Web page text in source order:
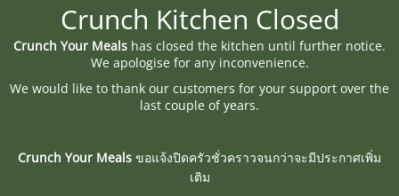
Crunch Kitchen Closed
Crunch Your Meals has closed the kitchen until further notice.
We apologise for any inconvenience.
We would like to thank our customers for your support over the
last couple of years.
Crunch Your Meals ขอแจ้งปิดครัวชั่วคราวจนกว่าจะมีประกาศเพิ่ม
เติม